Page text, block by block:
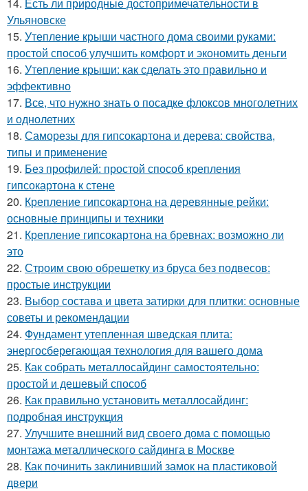
Ульяновске
15. Утепление крыши частного дома своими руками:
простой способ улучшить комфорт и экономить деньги
16. Утепление крыши: как сделать это правильно и
эффективно
17. Все, что нужно знать о посадке флоксов многолетних
и однолетних
18. Саморезы для гипсокартона и дерева: свойства,
типы и применение
19. Без профилей: простой способ крепления
гипсокартона к стене
20. Крепление гипсокартона на деревянные рейки:
основные принципы и техники
21. Крепление гипсокартона на бревнах: возможно ли
это
22. Строим свою обрешетку из бруса без подвесов:
простые инструкции
23. Выбор состава и цвета затирки для плитки: основные
советы и рекомендации
24. Фундамент утепленная шведская плита:
энергосберегающая технология для вашего дома
25. Как собрать металлосайдинг самостоятельно:
простой и дешевый способ
26. Как правильно установить металлосайдинг:
подробная инструкция
27. Улучшите внешний вид своего дома с помощью
монтажа металлического сайдинга в Москве
28. Как починить заклинивший замок на пластиковой
двери